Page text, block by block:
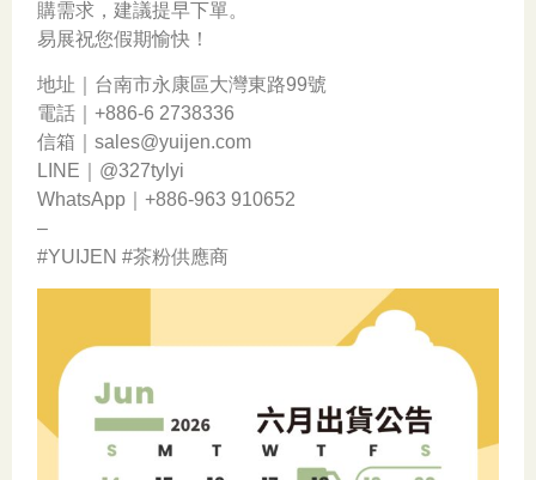
購需求，建議提早下單。
易展祝您假期愉快！
地址｜台南市永康區大灣東路99號
電話｜+886-6 2738336
信箱｜sales@yuijen.com
LINE｜@327tylyi
WhatsApp｜+886-963 910652
–
#YUIJEN #茶粉供應商